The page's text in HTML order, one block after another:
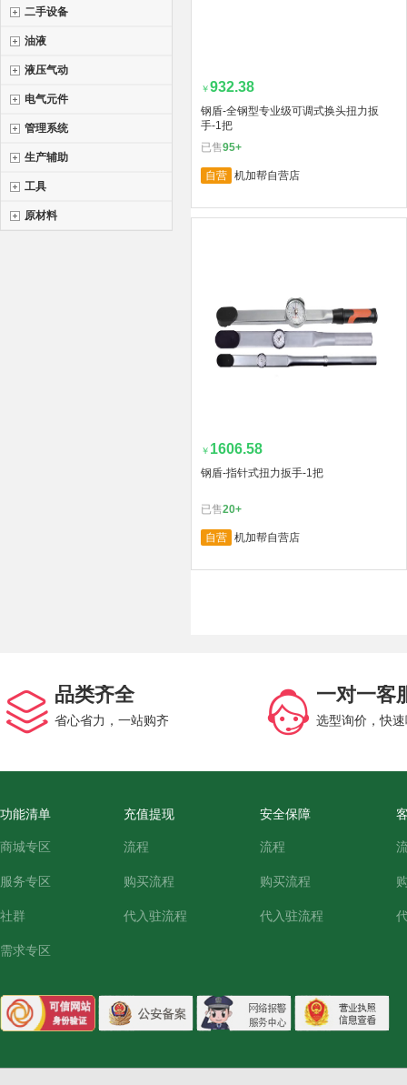
二手设备
油液
液压气动
电气元件
管理系统
生产辅助
工具
原材料
￥932.38
钢盾-全钢型专业级可调式换头扭力扳
手-1把
已售95+
自营 机加帮自营店
￥ 1606.58
钢盾-指针式扭力扳手-1把
已售20+
自营 机加帮自营店
品类齐全
省心省力，一站购齐
一对一客
选型询价，快
功能清单
商城专区
服务专区
社群
需求专区
充值提现
流程
购买流程
代入驻流程
安全保障
流程
购买流程
代入驻流程